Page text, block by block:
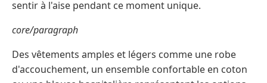
sentir à l'aise pendant ce moment unique.
core/paragraph
Des vêtements amples et légers comme une robe
d'accouchement, un ensemble confortable en coton